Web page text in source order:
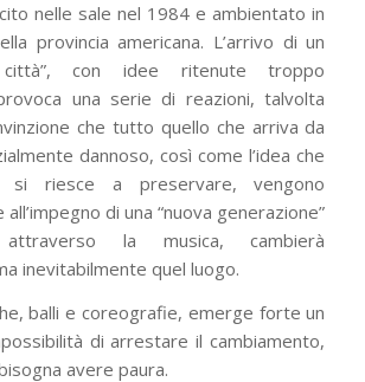
nelle sale nel 1984 e ambientato in
provincia americana. L’arrivo di un
con idee ritenute troppo
una serie di reazioni, talvolta
che tutto quello che arriva da
dannoso, così come l’idea che
si riesce a preservare, vengono
di una “nuova generazione”
la musica, cambierà
inevitabilmente quel luogo.
balli e coreografie, emerge forte un
di arrestare il cambiamento,
avere paura.